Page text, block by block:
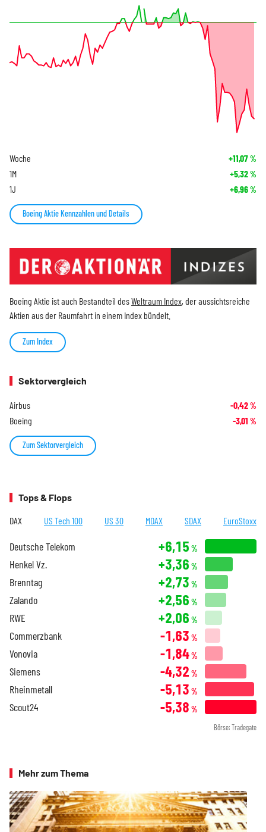
Woche +11,07%
1M +5,32%
1J +6,96%
Boeing Aktie Kennzahlen und Details
Boeing Aktie ist auch Bestandteil desWeltraum Index, der aussichtsreiche
Aktien aus der Raumfahrt in einem Index bündelt.
Zum Index
Sektorvergleich
Airbus -0,42%
Boeing -3,01 %
Zum Sektorvergleich
Tops & Flops
DAX US Tech 100 US 30 MDAX SDAX EuroStoxx
Deutsche Telekom +6,15 %
Henkel Vz. +3,36 %
Brenntag +2,73 %
Zalando +2,56 %
RWE +2,06 %
Commerzbank -1,63 %
Vonovia -1,84%
Siemens -4,32 %
Rheinmetall -5,13 %
Scout24 -5,38 %
Börse: Tradegate
Mehr zum Thema